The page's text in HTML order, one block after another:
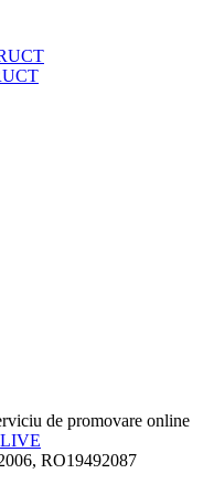
de promovare online
LIVE
RO19492087